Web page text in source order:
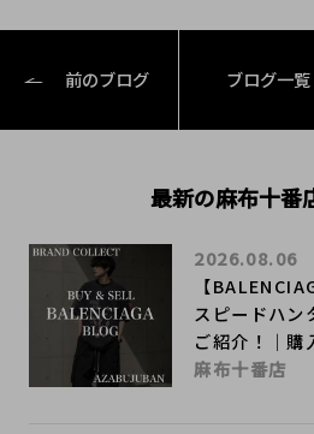
前のブログ ブログ一覧
最新の麻布十番
【
スピードハン
ご紹介！｜購
2026.08.06
麻布十番店